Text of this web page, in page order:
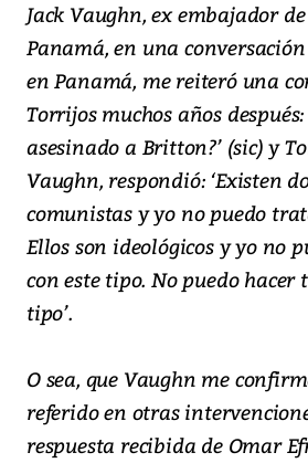
Jack Vaughn, ex embajador de
Panamá, en una
en Panamá, me reiteró una
Torrijos muchos años después:
asesinado a Britton?’ (sic) y
Vaughn, respondió: ‘Existen
comunistas y yo no puedo
Ellos son ideológicos y yo no
con este tipo. No puedo hacer
tipo’.
O sea, que Vaughn me
referido en otras
respuesta recibida de Omar